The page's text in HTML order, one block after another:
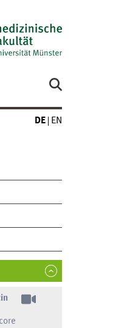
DE EN